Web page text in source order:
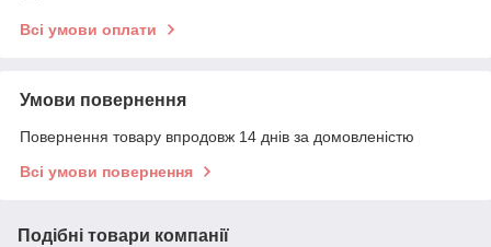
Всі умови оплати
Умови повернення
Повернення товару впродовж 14 днів за домовленістю
Всі умови повернення
Подібні товари компанії